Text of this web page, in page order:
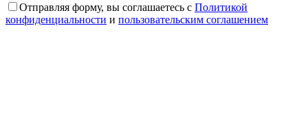
Отправляя форму, вы соглашаетесь с Политикой
конфиденциальности и пользовательским соглашением